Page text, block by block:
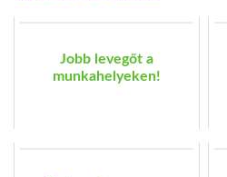
Jobb levegőt a
munkahelyeken!